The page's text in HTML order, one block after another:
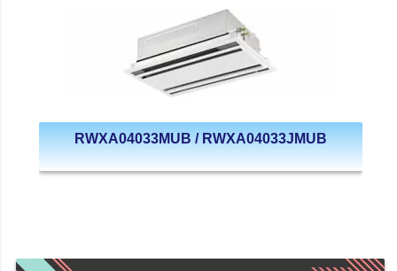
RWXA04033MUB / RWXA04033JMUB